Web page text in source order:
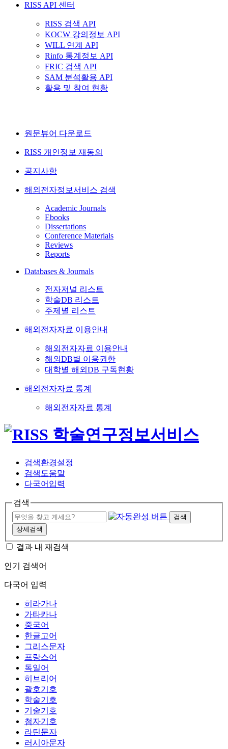
RISS API 센터
RISS 검색 API
KOCW 강의정보 API
WILL 연계 API
Rinfo 통계정보 API
FRIC 검색 API
SAM 분석활용 API
활용 및 참여 현황
원문뷰어 다운로드
RISS 개인정보 재동의
공지사항
해외전자정보서비스 검색
Academic Journals
Ebooks
Dissertations
Conference Materials
Reviews
Reports
Databases & Journals
전자저널 리스트
학술DB 리스트
주제별 리스트
해외전자자료 이용안내
해외전자자료 이용안내
해외DB별 이용권한
대학별 해외DB 구독현황
해외전자자료 통계
해외전자자료 통계
검색환경설정
검색도움말
다국어입력
검색
검색
상세검색
결과 내 재검색
인기 검색어
다국어 입력
히라가나
가타카나
중국어
한글고어
그리스문자
프랑스어
독일어
히브리어
괄호기호
학술기호
기술기호
첨자기호
라틴문자
러시아문자